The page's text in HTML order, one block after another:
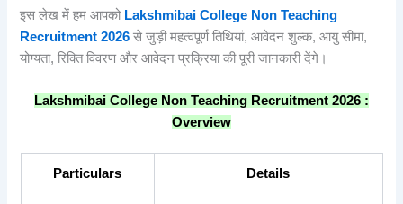
इस लेख में हम आपको Lakshmibai College Non Teaching
Recruitment 2026 से जुड़ी महत्वपूर्ण तिथियां, आवेदन शुल्क, आयु सीमा,
योग्यता, रिक्ति विवरण और आवेदन प्रक्रिया की पूरी जानकारी देंगे।
Lakshmibai College Non Teaching Recruitment 2026 :
Overview
Particulars Details